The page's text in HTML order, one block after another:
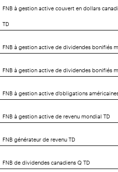
FNB à gestion active couvert en dollars
TD
FNB à gestion active de dividendes bonifiés
FNB à gestion active de dividendes bonifiés
FNB à gestion active d'obligations
FNB à gestion active de revenu mondial TD
FNB générateur de revenu TD
FNB de dividendes canadiens Q TD